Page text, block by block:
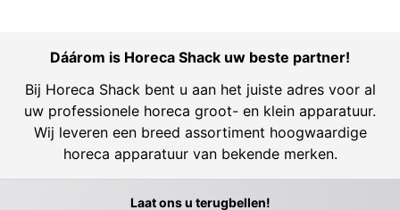
Dáárom is Horeca Shack uw beste partner!
Bij Horeca Shack bent u aan het juiste adres voor al
uw professionele horeca groot- en klein apparatuur.
Wij leveren een breed assortiment hoogwaardige
horeca apparatuur van bekende merken.
Laat ons u terugbellen!